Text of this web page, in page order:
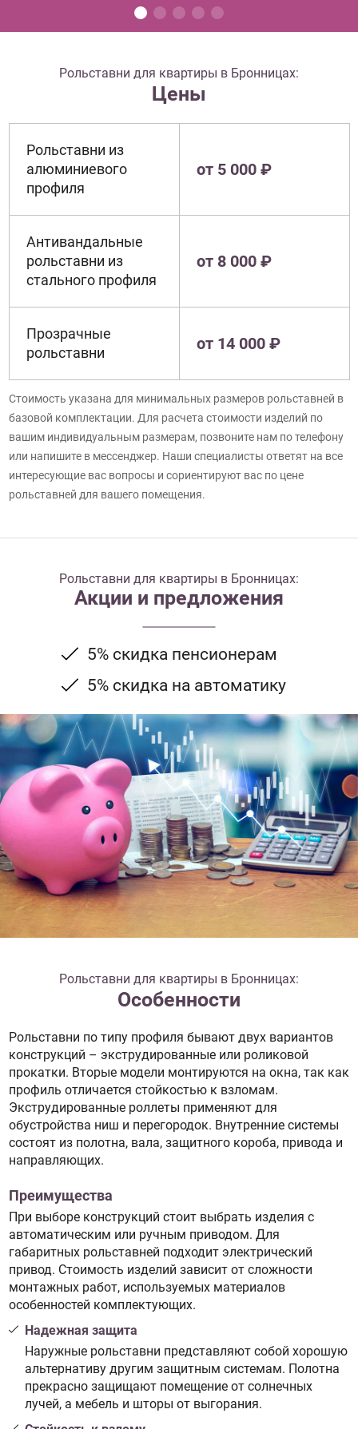
Рольставни для квартиры в Бронницах:
Цены
Рольставни из
алюминиевого
профиля
от 5 000 ₽
Антивандальные
рольставни из
стального профиля
от 8 000 ₽
Прозрачные
рольставни
от 14 000 ₽
Стоимость указана для минимальных размеров рольставней в
базовой комплектации. Для расчета стоимости изделий по
вашим индивидуальным размерам, позвоните нам по телефону
или напишите в мессенджер. Наши специалисты ответят на все
интересующие вас вопросы и сориентируют вас по цене
рольставней для вашего помещения.
Рольставни для квартиры в Бронницах:
Акции и предложения
5% скидка пенсионерам
5% скидка на автоматику
Рольставни для квартиры в Бронницах:
Особенности
Рольставни по типу профиля бывают двух вариантов
конструкций – экструдированные или роликовой
прокатки. Вторые модели монтируются на окна, так как
профиль отличается стойкостью к взломам.
Экструдированные роллеты применяют для
обустройства ниш и перегородок. Внутренние системы
состоят из полотна, вала, защитного короба, привода и
направляющих.
Преимущества
При выборе конструкций стоит выбрать изделия с
автоматическим или ручным приводом. Для
габаритных рольставней подходит электрический
привод. Стоимость изделий зависит от сложности
монтажных работ, используемых материалов
особенностей комплектующих.
Надежная защита
Наружные рольставни представляют собой хорошую
альтернативу другим защитным системам. Полотна
прекрасно защищают помещение от солнечных
лучей, а мебель и шторы от выгорания.